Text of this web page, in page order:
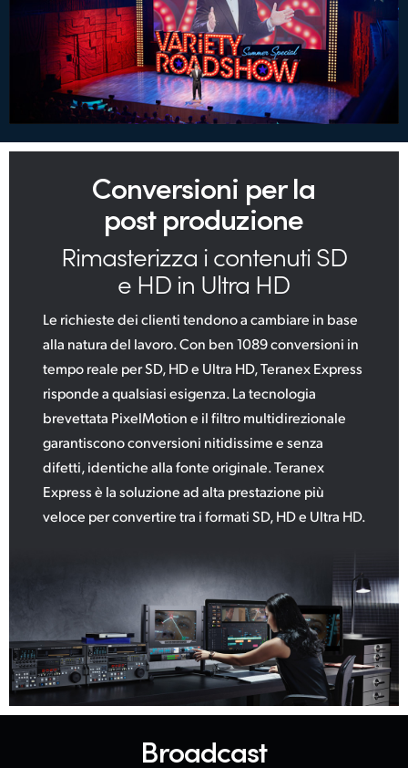
Conversioni per la
post produzione
Rimasterizza i contenuti SD
e HD in Ultra HD
Le richieste dei clienti tendono a cambiare in base
alla natura del lavoro. Con ben 1089 conversioni in
tempo reale per SD, HD e Ultra HD, Teranex Express
risponde a qualsiasi esigenza. La tecnologia
brevettata PixelMotion e il filtro multidirezionale
garantiscono conversioni nitidissime e senza
difetti, identiche alla fonte originale. Teranex
Express è la soluzione ad alta prestazione più
veloce per convertire tra i formati SD, HD e Ultra HD.
Broadcast